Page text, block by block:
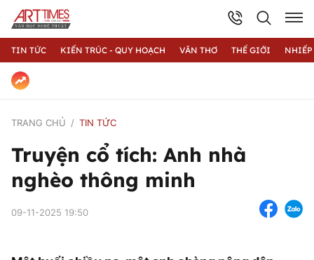
TIN TỨC KIẾN TRÚC - QUY HOẠCH VĂN THƠ THẾ GIỚI
TRANG CHỦ TIN TỨC
Truyện cổ tích: Anh nhà
nghèo thông minh
09-11-2025 19:50